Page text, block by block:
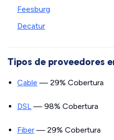
Feesburg
Decatur
Tipos de proveedores
Cable — 29% Cobertura
DSL — 98% Cobertura
Fiber — 29% Cobertura